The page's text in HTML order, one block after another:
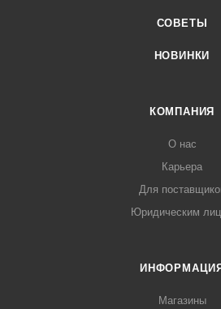
СОВЕТЫ
НОВИНКИ
КОМПАНИЯ
О нас
Карьера
Для
Юридическим
ИНФОРМАЦИЯ
Магазины